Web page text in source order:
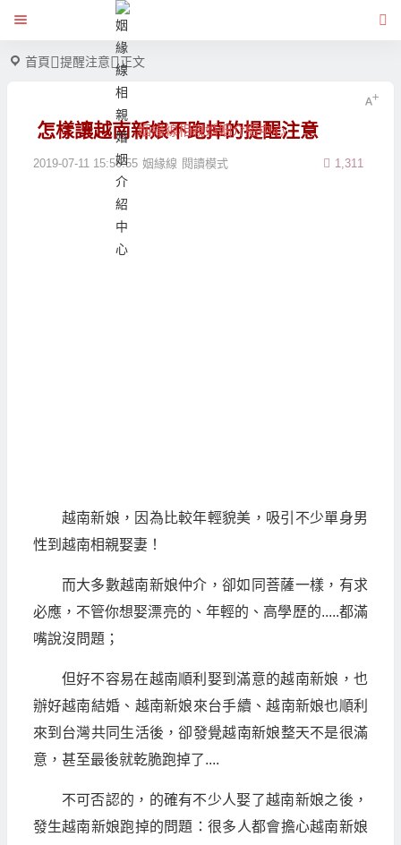
姻緣線相親婚姻介紹中心
首頁 提醒注意 正文
怎樣讓越南新娘不跑掉的提醒注意
2019-07-11 15:56:55 姻緣線 1,311
閱讀模式
越南新娘，因為比較年輕貌美，吸引不少單身男
性到越南相親娶妻！
而大多數越南新娘仲介，卻如同菩薩一樣，有求
必應，不管你想娶漂亮的、年輕的、高學歷的.....都滿
嘴說沒問題；
但好不容易在越南順利娶到滿意的越南新娘，也
辦好越南結婚、越南新娘來台手續、越南新娘也順利
來到台灣共同生活後，卻發覺越南新娘整天不是很滿
意，甚至最後就乾脆跑掉了....
不可否認的，的確有不少人娶了越南新娘之後，
發生越南新娘跑掉的問題：很多人都會擔心越南新娘